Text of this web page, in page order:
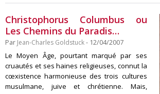
Christophorus Columbus ou
Les Chemins du Paradis…
Par Jean-Charles Goldstuck- 12/04/2007
Le Moyen Âge, pourtant marqué par ses
cruautés et ses haines religieuses, connut la
cœxistence harmonieuse des trois cultures
musulmane, juive et chrétienne. Mais,